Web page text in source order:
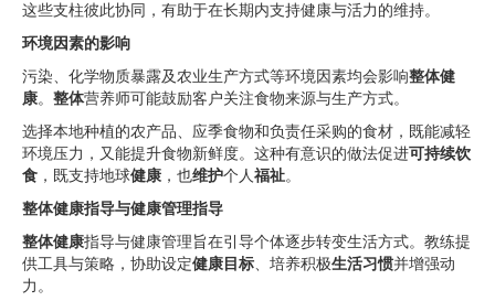
这些支柱彼此协同，有助于在长期内支持健康与活力的维持。
环境因素的影响
污染、化学物质暴露及农业生产方式等环境因素均会影响整体健
康。 整体营养师可能鼓励客户关注食物来源与生产方式。
选择本地种植的农产品、应季食物和负责任采购的食材，既能减轻
环境压力，又能提升食物新鲜度。这种有意识的做法促进可持续饮
食 ，既支持地球健康 ，也维护个人福祉。
整体健康指导与健康管理指导
整体健康指导与健康管理旨在引导个体逐步转变生活方式。教练提
供工具与策略，协助设定健康目标 、培养积极生活习惯并增强动
力。